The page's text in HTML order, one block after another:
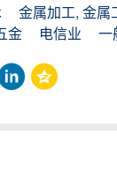
金属加工, 金属
金 电信业
一